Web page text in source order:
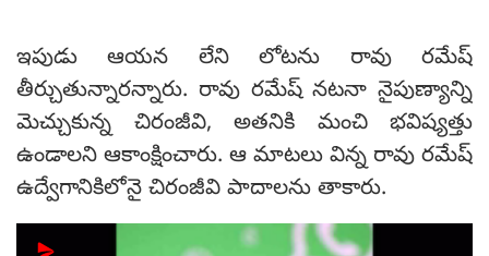
ఇపుడు ఆయన లేని లోటను రావు రమేష్
తీర్చుతున్నారన్నారు. రావు రమేష్ నటనా నైపుణ్యాన్ని
మెచ్చుకున్న చిరంజీవి, అతనికి మంచి భవిష్యత్తు
ఉండాలని ఆకాంక్షించారు. ఆ మాటలు విన్న రావు రమేష్
ఉద్వేగానికిలోనై చిరంజీవి పాదాలను తాకారు.